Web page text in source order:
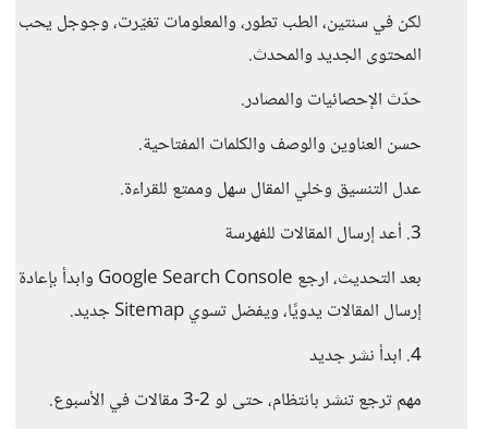
لكن في سنتين، الطب تطور، والمعلومات تغيّرت، وجوجل يحب
المحتوى الجديد والمحدث.
حدّث الإحصائيات والمصادر.
حسن العناوين والوصف والكلمات المفتاحية.
عدل التنسيق وخلي المقال سهل وممتع للقراءة.
3. أعد إرسال المقالات للفهرسة
بعد التحديث، ارجع Google Search Console وابدأ بإعادة
إرسال المقالات يدويًا، ويفضل تسوي Sitemap جديد.
4. ابدأ نشر جديد
مهم ترجع تنشر بانتظام، حتى لو 2-3 مقالات في الأسبوع.